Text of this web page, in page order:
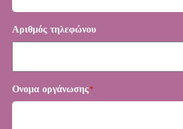
Αριθμός τηλεφώνου
Ονομα οργάνωσης*